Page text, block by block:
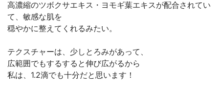
高濃縮のツボクサエキス・ヨモギ葉エキスが配合されてい
て、敏感な肌を
穏やかに整えてくれるみたい。
テクスチャーは、少しとろみがあって、
広範囲でもするすると伸び広がるから
私は、1.2滴でも十分だと思います！